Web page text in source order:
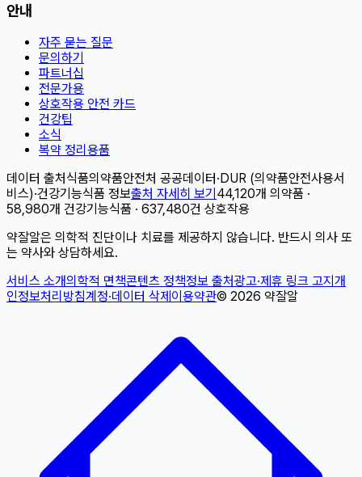
안내
자주 묻는 질문
문의하기
파트너십
전문가용
상호작용 안전 카드
건강팁
소식
복약 정리용품
데이터 출처 식품의약품안전처 공공데이터 · DUR (의약품안전사용서
비스)·건강기능식품 정보출처 자세히 보기 44,120개 의약품 ·
58,980개 건강기능식품 · 637,480건 상호작용
약잘알은 의학적 진단이나 치료를 제공하지 않습니다. 반드시 의사 또
는 약사와 상담하세요.
서비스 소개의학적 면책콘텐츠 정책정보 출처광고·제휴 링크 고지 개
인정보처리방침계정·데이터 삭제 이용약관© 2026 약잘알